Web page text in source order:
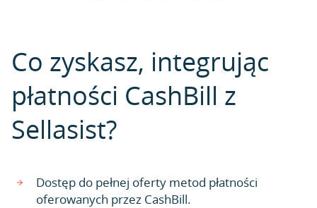
Co zyskasz, integrując
płatności CashBill z
Sellasist?
Dostęp do pełnej oferty metod płatności
oferowanych przez CashBill.